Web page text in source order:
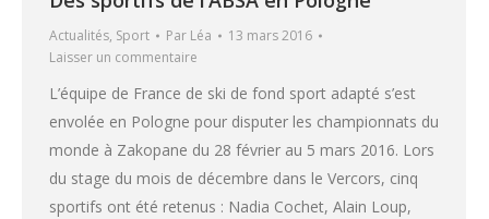
Actualités, Sport Par Léa
13 mars 2016
Laisser un commentaire
L’équipe de France de ski de fond sport adapté s’est
envolée en Pologne pour disputer les championnats du
monde à Zakopane du 28 février au 5 mars 2016. Lors
du stage du mois de décembre dans le Vercors, cinq
sportifs ont été retenus : Nadia Cochet, Alain Loup,